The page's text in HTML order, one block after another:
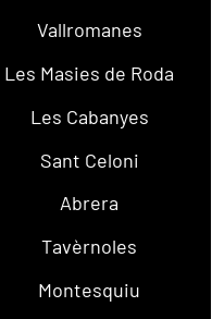
Vallromanes
Les Masies de Roda
Les Cabanyes
Sant Celoni
Abrera
Tavèrnoles
Montesquiu